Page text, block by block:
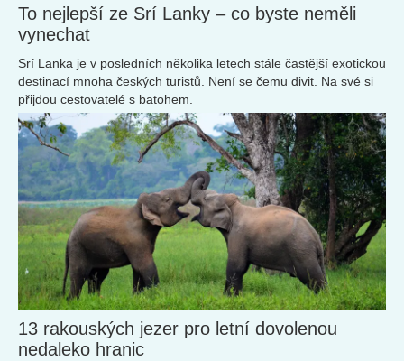
To nejlepší ze Srí Lanky – co byste neměli
vynechat
Srí Lanka je v posledních několika letech stále častější exotickou
destinací mnoha českých turistů. Není se čemu divit. Na své si
přijdou cestovatelé s batohem.
13 rakouských jezer pro letní dovolenou
nedaleko hranic